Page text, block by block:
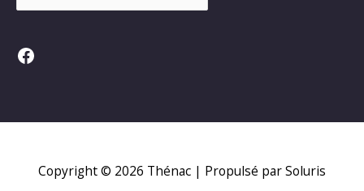
Facebook
Copyright © 2026 Thénac | Propulsé par Soluris